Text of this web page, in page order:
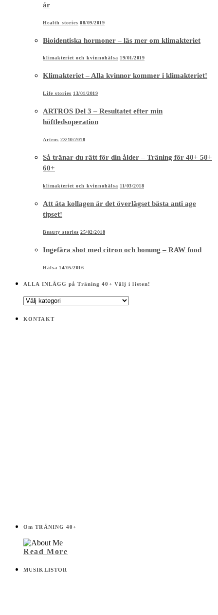
år
Health stories 08/09/2019
Bioidentiska hormoner – läs mer om klimakteriet
klimakteriet och kvinnohälsa 19/01/2019
Klimakteriet – Alla kvinnor kommer i klimakteriet!
Life stories 13/01/2019
ARTROS Del 3 – Resultatet efter min
höftledsoperation
Artros 23/10/2018
Så tränar du rätt för din ålder – Träning för 40+ 50+
60+
klimakteriet och kvinnohälsa 11/03/2018
Att äta kollagen är det överlägset bästa anti age
tipset!
Beauty stories 25/02/2018
Ingefära shot med citron och honung – RAW food
Hälsa 14/05/2016
ALLA INLÄGG på Träning 40+ Välj i listen!
ALLA
på
KONTAKT
Om TRÄNING 40+
Read More
MUSIKLISTOR